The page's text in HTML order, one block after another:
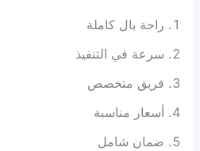
راحة بال كاملة
سرعة في التنفيذ
فريق متخصص
أسعار مناسبة
ضمان شامل